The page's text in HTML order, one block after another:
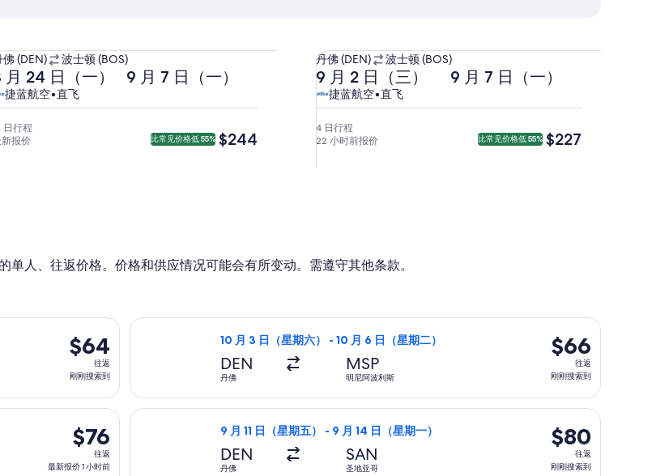
佛 (DEN) 波士顿 (BOS)
月 24 日（一）
返
9
顿
10:11
佛。
9 月 7 日（一）
，
捷蓝航空•直飞
日行程
新报价
比常见价格低 55% $244
$244
从
丹
佛
(DEN)
前
往
丹佛 (DEN) 波士顿 (BOS)
去
程
9
月
2
出
月
3
（四）
到
达
9 月 2 日（三）
返
9
10:11
9 月 7 日（一）
捷
蓝
航
空，
直
捷蓝航空•直飞
捷
蓝
航
空
4 日行程
22 小时前报价
比常见价格低 55% $227
$227
人、往返价格。价格和供应情况可能会有所变动。需遵守其他条款。
$64
往
返,
刚
搜
索
到
$64
往返
刚刚搜索到
往洛杉矶，9 月 11 日（星期五）返回，价格为 $64，刚刚搜索到
10 月 3 日（星期六） - 10 月 6 日（星期二）
DEN
丹佛
MSP
明尼阿波利斯
$66
往
返,
刚
搜
索
到
$66
往返
刚刚搜索到
选择边疆航空航班，10 月 3 日（星期六）从丹佛前往明尼阿波利斯，10 月 6
$76
往
返,
$76
往返
最新报价 1 小时前
拉斯维加斯，9 月 11 日（星期五）返回，价格为 $76，最新报价 1 小时前
9 月 11 日（星期五） - 9 月 14 日（星期一）
DEN
丹佛
SAN
圣地亚哥
$80
往
返,
$80
往返
刚刚搜索到
选择边疆航空航班，9 月 11 日（星期五）从丹佛前往圣地亚哥，9 月 14 日（星